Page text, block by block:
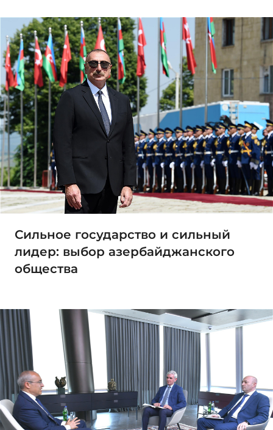
Сильное государство и сильный
лидер: выбор азербайджанского
общества